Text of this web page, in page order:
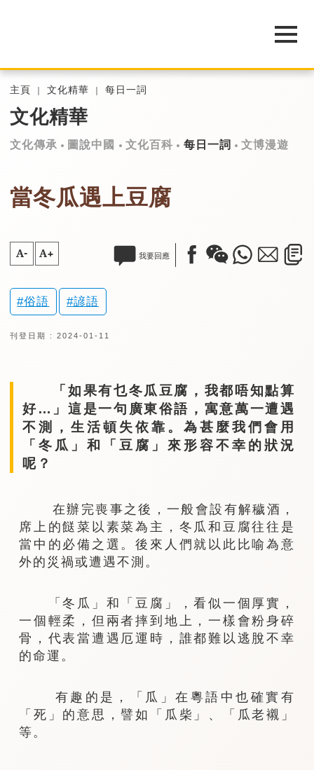
主頁 文化精華 每日一詞
文化精華
文化傳承 圖說中國 文化百科 每日一詞 文博漫遊
當冬瓜遇上豆腐
A- A+ 我要回應
俗語 諺語
刊登日期 : 2024-01-11
「如果有乜冬瓜豆腐，我都唔知點算
好…」這是一句廣東俗語，寓意萬一遭遇
不測，生活頓失依靠。為甚麼我們會用
「冬瓜」和「豆腐」來形容不幸的狀況
呢？
在辦完喪事之後，一般會設有解穢酒，
席上的餸菜以素菜為主，冬瓜和豆腐往往是
當中的必備之選。後來人們就以此比喻為意
外的災禍或遭遇不測。
「冬瓜」和「豆腐」，看似一個厚實，
一個輕柔，但兩者摔到地上，一樣會粉身碎
骨，代表當遭遇厄運時，誰都難以逃脫不幸
的命運。
有趣的是，「瓜」在粵語中也確實有
「死」的意思，譬如「瓜柴」、「瓜老襯」
等。